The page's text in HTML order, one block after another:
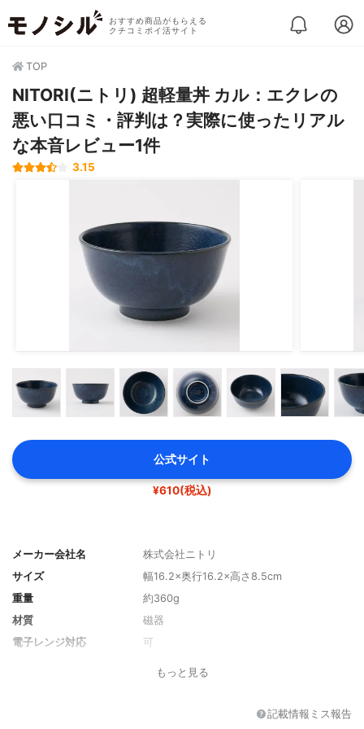
おすすめ商品がもらえる
クチコミポイ活サイト
TOP
NITORI(ニトリ) 超軽量丼 カル：エクレの
悪い口コミ・評判は？実際に使ったリアル
な本音レビュー1件
3.15
公式サイト
¥610(税込)
メーカー会社名
株式会社ニトリ
サイズ
幅16.2×奥行16.2×高さ8.5cm
重量
約360g
材質
磁器
電子レンジ対応
可
もっと見る
記載情報ミス報告